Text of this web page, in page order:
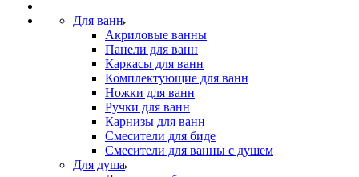
Для ванн
Акриловые ванны
Панели для ванн
Каркасы для ванн
Комплектующие для ванн
Ножки для ванн
Ручки для ванн
Карнизы для ванн
Смесители для биде
Смесители для ванны с душем
Для душа